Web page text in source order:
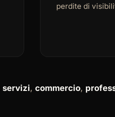
perdite di
servizi, commercio,